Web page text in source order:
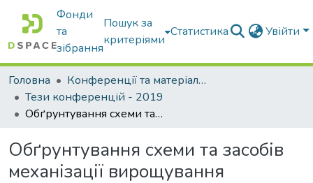
Фонди
та
зібрання
Пошук за
критеріями
Статистика Увійти
Головна
Конференції та матеріали конференцій
Тези конференцій - 2019
Обґрунтування схеми та засобів механізації вирощування саджанців плодових культур на грядах
Обґрунтування схеми та засобів
механізації вирощування